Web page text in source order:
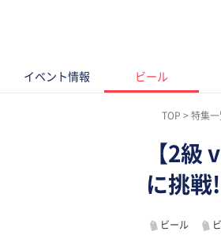
イベント情報 ビール
TOP 特集一
【2級
に挑戦
ビール